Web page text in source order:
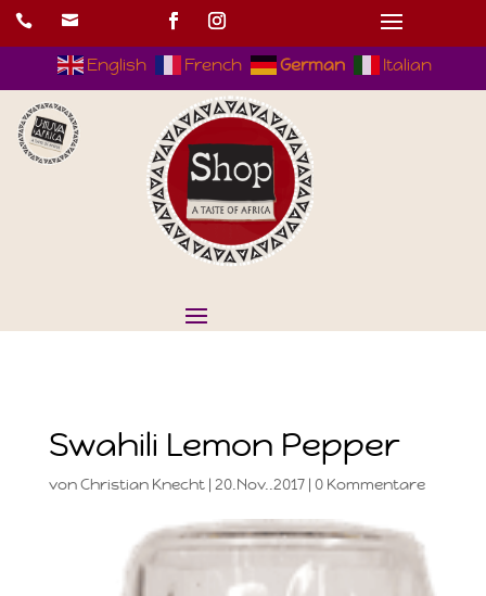
 
English French German Italian
Swahili Lemon Pepper
vonChristian Knecht| 20.Nov..2017| 0 Kommentare